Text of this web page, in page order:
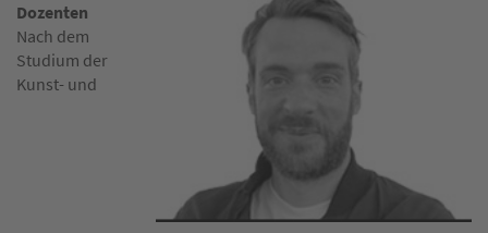
Dozenten
Nach dem
Studium der
Kunst- und